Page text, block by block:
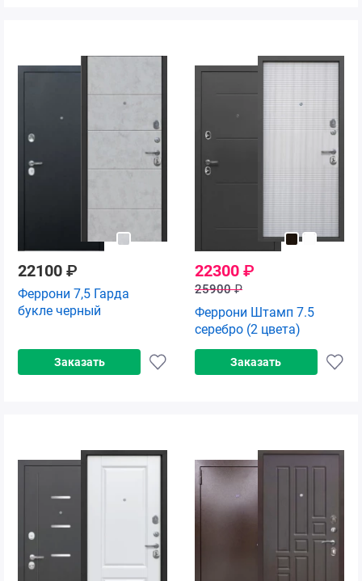
22100 ₽
Феррони 7,5 Гарда
букле черный
Заказать
22300 ₽
25900₽
Феррони Штамп 7.5
серебро (2 цвета)
Заказать